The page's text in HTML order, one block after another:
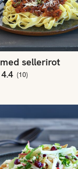
sellerirot
4.4 (10)